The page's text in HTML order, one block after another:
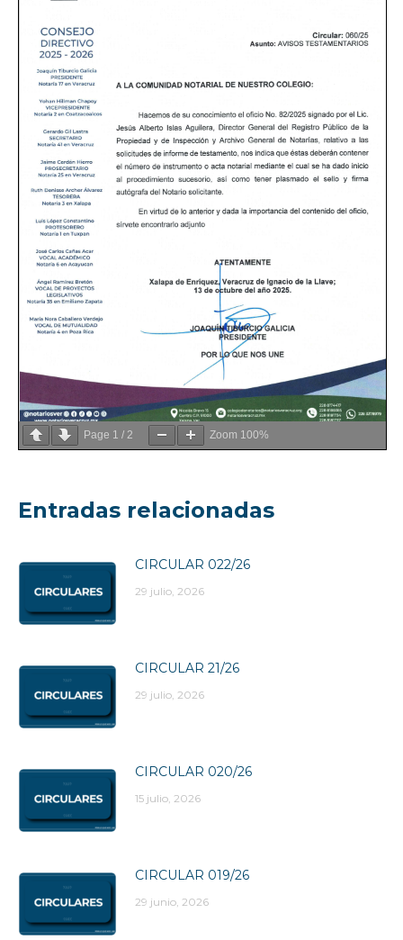
Page 1 / 2 Zoom 100%
Entradas relacionadas
CIRCULAR 022/26
29 julio, 2026
CIRCULAR 21/26
29 julio, 2026
CIRCULAR 020/26
15 julio, 2026
CIRCULAR 019/26
29 junio, 2026